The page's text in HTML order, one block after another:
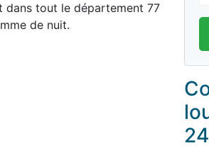
dans tout le département 77
de nuit.